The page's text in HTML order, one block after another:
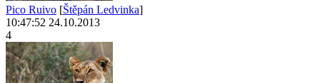
Pico Ruivo [Štěpán Ledvinka]
10:47:52 24.10.2013
4